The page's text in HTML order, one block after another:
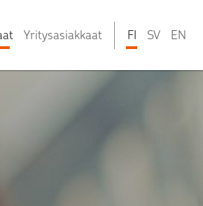
Yritysasiakkaat FI SV EN